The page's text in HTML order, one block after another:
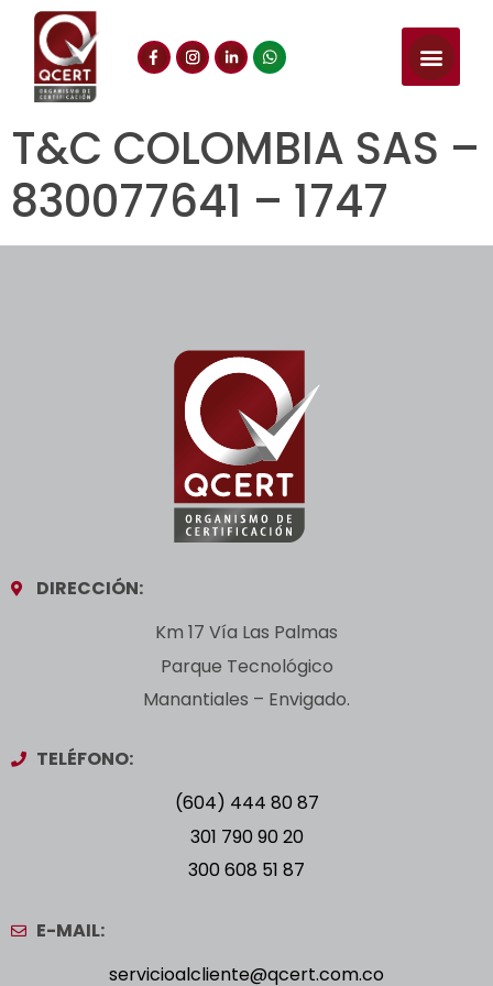
T&C COLOMBIA SAS –
830077641 – 1747
DIRECCIÓN:
Km 17 Vía Las Palmas
Parque Tecnológico
Manantiales – Envigado.
TELÉFONO:
(604) 444 80 87
301 790 90 20
300 608 51 87
E-MAIL:
servicioalcliente@qcert.com.co